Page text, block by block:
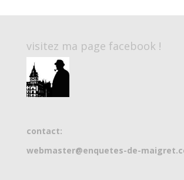
visitez ma page facebook !
contact:
webmaster@enquetes-de-